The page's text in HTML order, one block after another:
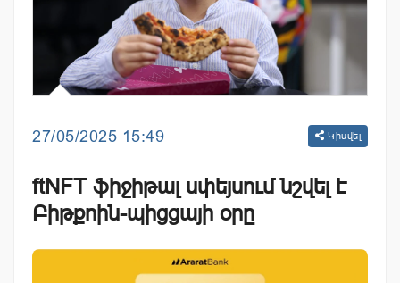
27/05/2025 15:49 Կիսվել
ftNFT ֆիջիթալ սփեյսում նշվել է
Բիթքոին-պիցցայի օրը